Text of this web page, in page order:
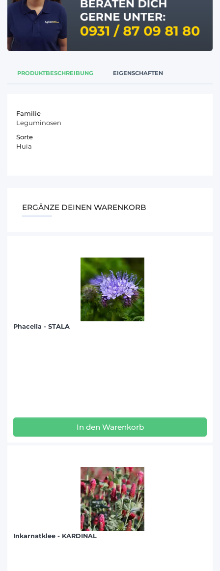
PRODUKTBESCHREIBUNG EIGENSCHAFTEN
Familie
Leguminosen
Sorte
Huia
ERGÄNZE DEINEN WARENKORB
Phacelia - STALA
In den Warenkorb
Inkarnatklee - KARDINAL